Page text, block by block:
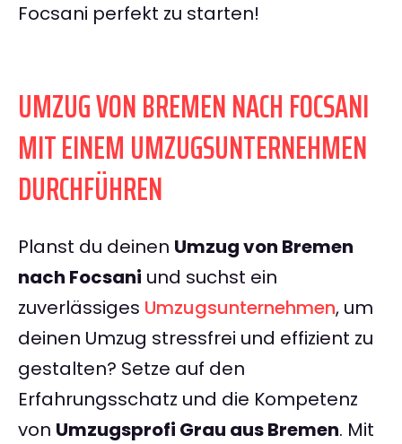
Focsani perfekt zu starten!
UMZUG VON BREMEN NACH FOCSANI
MIT EINEM UMZUGSUNTERNEHMEN
DURCHFÜHREN
Planst du deinen Umzug von Bremen
nach Focsani und suchst ein
zuverlässiges Umzugsunternehmen, um
deinen Umzug stressfrei und effizient zu
gestalten? Setze auf den
Erfahrungsschatz und die Kompetenz
von Umzugsprofi Grau aus Bremen. Mit